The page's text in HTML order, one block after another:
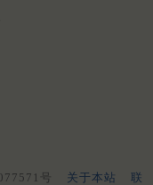
号 关于本站
联